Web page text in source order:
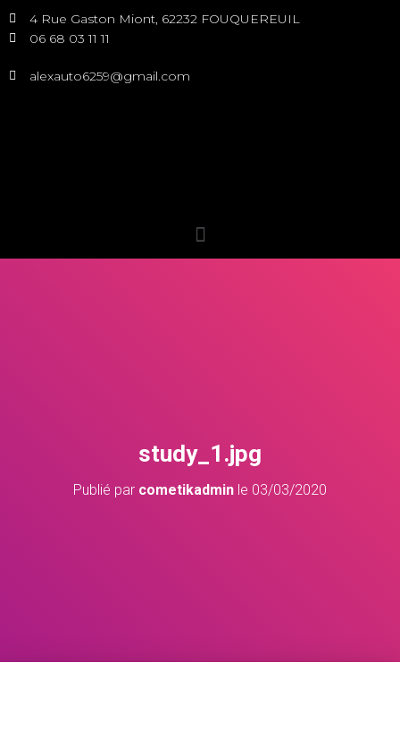
4 Rue Gaston Miont, 62232 FOUQUEREUIL
06 68 03 11 11
alexauto6259@gmail.com
study_1.jpg
Publié par cometikadmin le 03/03/2020